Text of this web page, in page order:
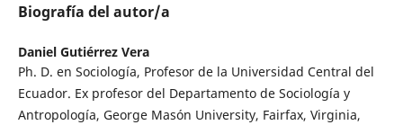
Biografía del autor/a
Daniel Gutiérrez Vera
Ph. D. en Sociología, Profesor de la Universidad Central del
Ecuador. Ex profesor del Departamento de Sociología y
Antropología, George Masón University, Fairfax, Virginia,